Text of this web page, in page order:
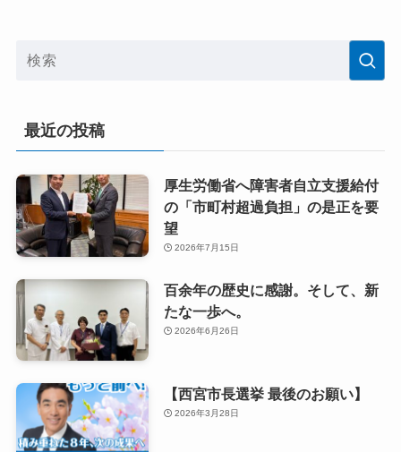
最近の投稿
厚生労働省へ障害者自立支援給付
の「市町村超過負担」の是正を要
望
2026年7月15日
百余年の歴史に感謝。そして、新
たな一歩へ。
2026年6月26日
【西宮市長選挙 最後のお願い】
2026年3月28日